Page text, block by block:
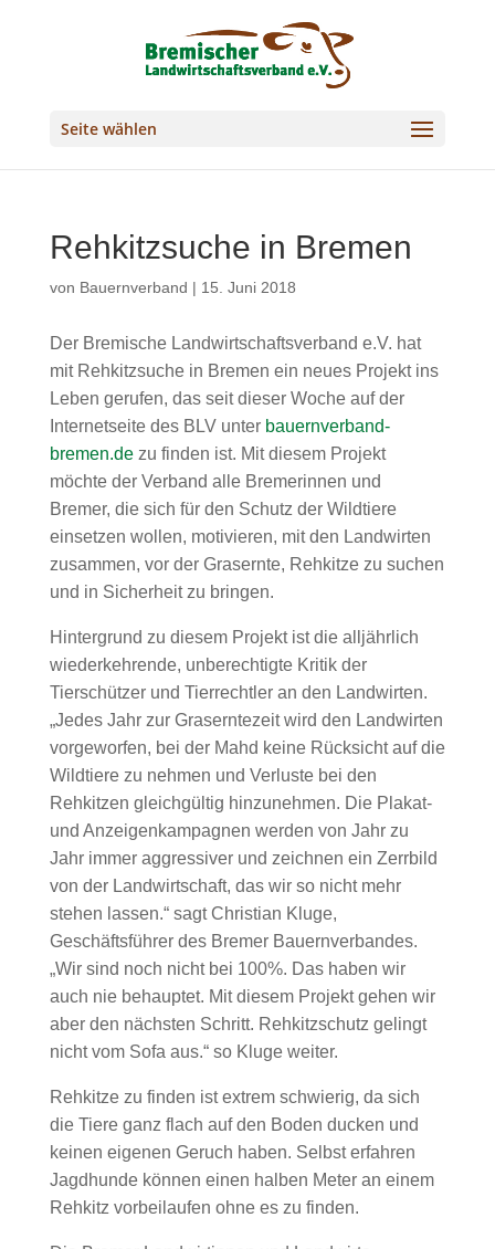
Seite wählen
Rehkitzsuche in Bremen
von Bauernverband | 15. Juni 2018
Der Bremische Landwirtschaftsverband e.V. hat
mit Rehkitzsuche in Bremen ein neues Projekt ins
Leben gerufen, das seit dieser Woche auf der
Internetseite des BLV unter bauernverband-
bremen.dezu finden ist. Mit diesem Projekt
möchte der Verband alle Bremerinnen und
Bremer, die sich für den Schutz der Wildtiere
einsetzen wollen, motivieren, mit den Landwirten
zusammen, vor der Grasernte, Rehkitze zu suchen
und in Sicherheit zu bringen.
Hintergrund zu diesem Projekt ist die alljährlich
wiederkehrende, unberechtigte Kritik der
Tierschützer und Tierrechtler an den Landwirten.
„Jedes Jahr zur Graserntezeit wird den Landwirten
vorgeworfen, bei der Mahd keine Rücksicht auf die
Wildtiere zu nehmen und Verluste bei den
Rehkitzen gleichgültig hinzunehmen. Die Plakat-
und Anzeigenkampagnen werden von Jahr zu
Jahr immer aggressiver und zeichnen ein Zerrbild
von der Landwirtschaft, das wir so nicht mehr
stehen lassen.“ sagt Christian Kluge,
Geschäftsführer des Bremer Bauernverbandes.
„Wir sind noch nicht bei 100%. Das haben wir
auch nie behauptet. Mit diesem Projekt gehen wir
aber den nächsten Schritt. Rehkitzschutz gelingt
nicht vom Sofa aus.“ so Kluge weiter.
Rehkitze zu finden ist extrem schwierig, da sich
die Tiere ganz flach auf den Boden ducken und
keinen eigenen Geruch haben. Selbst erfahren
Jagdhunde können einen halben Meter an einem
Rehkitz vorbeilaufen ohne es zu finden.